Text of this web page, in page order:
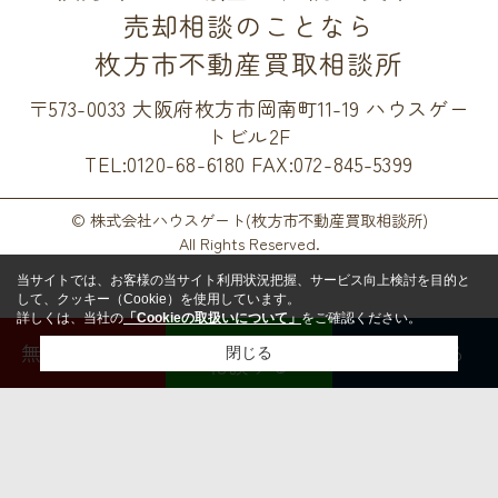
売却相談のことなら
枚方市不動産買取相談所
〒573-0033 大阪府枚方市岡南町11-19 ハウスゲー
トビル2F
TEL:0120-68-6180 FAX:072-845-5399
© 株式会社ハウスゲート(枚方市不動産買取相談所)
All Rights Reserved.
無料査定する
LINEで
相談する
電話する
当サイトでは、お客様の当サイト利用状況把握、サービス向上検討を目的と
して、クッキー（Cookie）を使用しています。
詳しくは、当社の「Cookieの取扱いについて」をご確認ください。
閉じる